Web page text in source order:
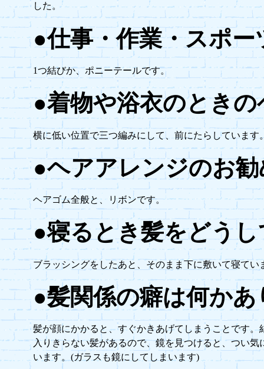
した。
●仕事・作業・スポ
1つ結びか、ポニーテールです。
●着物や浴衣のとき
横に低い位置で三つ編みにして、前にたらしています
●ヘアアレンジのお
ヘアゴム全般と、リボンです。
●寝るとき髪をどう
ブラッシングをしたあと、そのまま下に敷いて寝てい
●髪関係の癖は何か
髪が顔にかかると、すぐかきあげてしまうことです。
入りきらない髪があるので、鏡を見つけると、つい気
います。(ガラスも鏡にしてしまいます)